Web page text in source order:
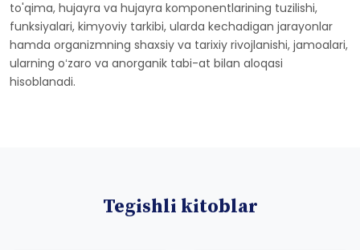
to'qima, hujayra va hujayra komponentlarining tuzilishi,
funksiyalari, kimyoviy tarkibi, ularda kechadigan jarayonlar
hamda organizmning shaxsiy va tarixiy rivojlanishi, jamoalari,
ularning oʻzaro va anorganik tabi-at bilan aloqasi
hisoblanadi.
Tegishli kitoblar